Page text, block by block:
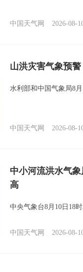
中国天气网 2026-08-
山洪灾害气象预
水利部和中国气象局8
中国天气网 2026-08-
中小河流洪水气
高
中央气象台8月10日18
中国天气网 2026-08-